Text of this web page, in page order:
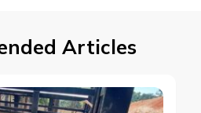
Articles